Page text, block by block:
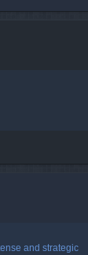
and strategic